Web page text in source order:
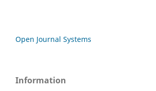
Open Journal Systems
Information